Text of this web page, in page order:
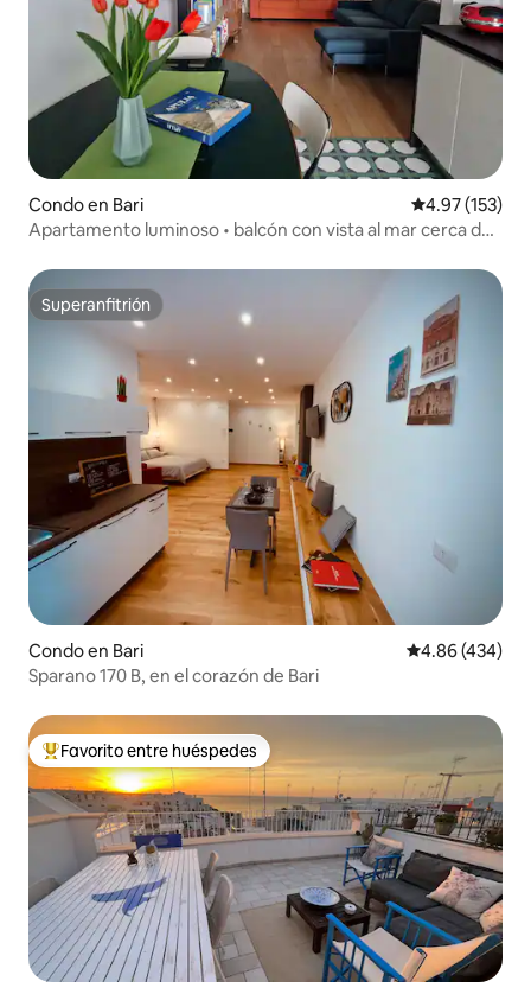
Condo en Bari Calificación
4.97 (153)
Apartamento luminoso • balcón con vista al mar cerca del
Superanfitrión
Superanfitrión
Condo en Bari Calificación
4.86 (434)
Sparano 170 B, en el corazón de Bari
Favorito entre huéspedes preferido
Favorito entre huéspedes